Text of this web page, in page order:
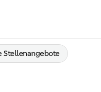
Stellenangebote